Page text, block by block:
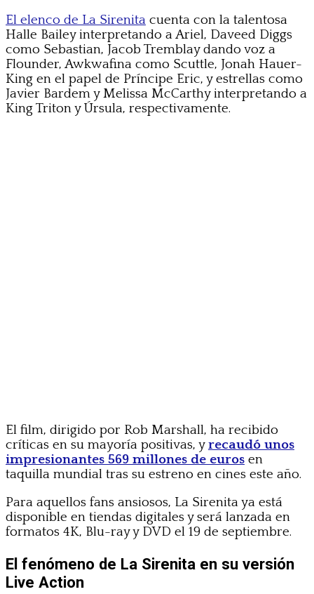
El elenco de La Sirenita cuenta con la talentosa
Halle Bailey interpretando a Ariel, Daveed Diggs
como Sebastian, Jacob Tremblay dando voz a
Flounder, Awkwafina como Scuttle, Jonah Hauer-
King en el papel de Príncipe Eric, y estrellas como
Javier Bardem y Melissa McCarthy interpretando a
King Triton y Úrsula, respectivamente.
El film, dirigido por Rob Marshall, ha recibido
críticas en su mayoría positivas, yrecaudó unos
impresionantes 569 millones de euros en
taquilla mundial tras su estreno en cines este año.
Para aquellos fans ansiosos, La Sirenita ya está
disponible en tiendas digitales y será lanzada en
formatos 4K, Blu-ray y DVD el 19 de septiembre.
El fenómeno de La Sirenita en su versión
Live Action